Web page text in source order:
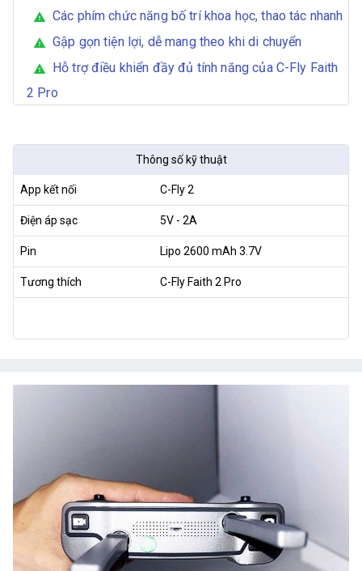
warning Các phím chức năng bố trí khoa học, thao tác nhanh
warning Gập gọn tiện lợi, dễ mang theo khi di chuyển
warning
Hỗ trợ điều khiển đầy đủ tính năng của C-Fly Faith
2 Pro
Thông số kỹ thuật
App kết nối C-Fly 2
Điện áp sạc 5V - 2A
Pin Lipo 2600 mAh 3.7V
Tương thích C-Fly Faith 2 Pro